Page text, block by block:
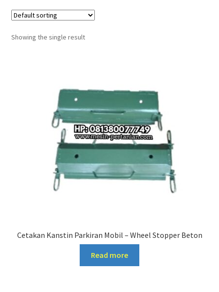
Showing the single result
Cetakan Kanstin Parkiran Mobil – Wheel Stopper Beton
Read more